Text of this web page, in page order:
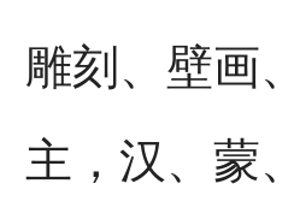
雕刻、壁画
主，汉、蒙